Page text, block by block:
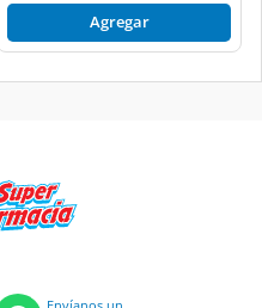
Agregar